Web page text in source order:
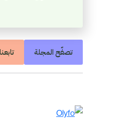
تصفّح المجلة